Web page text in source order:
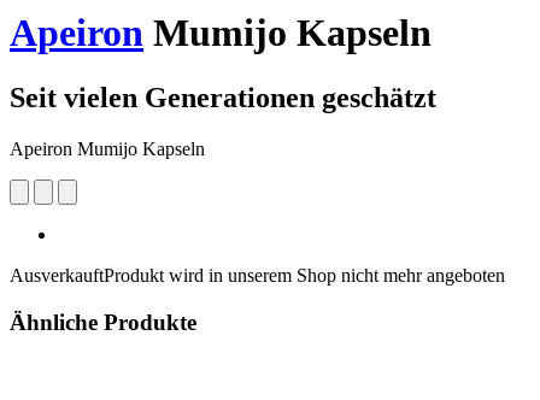
Apeiron Mumijo Kapseln
Seit vielen Generationen geschätzt
Apeiron Mumijo Kapseln
AusverkauftProdukt wird in unserem Shop nicht mehr angeboten
Ähnliche Produkte